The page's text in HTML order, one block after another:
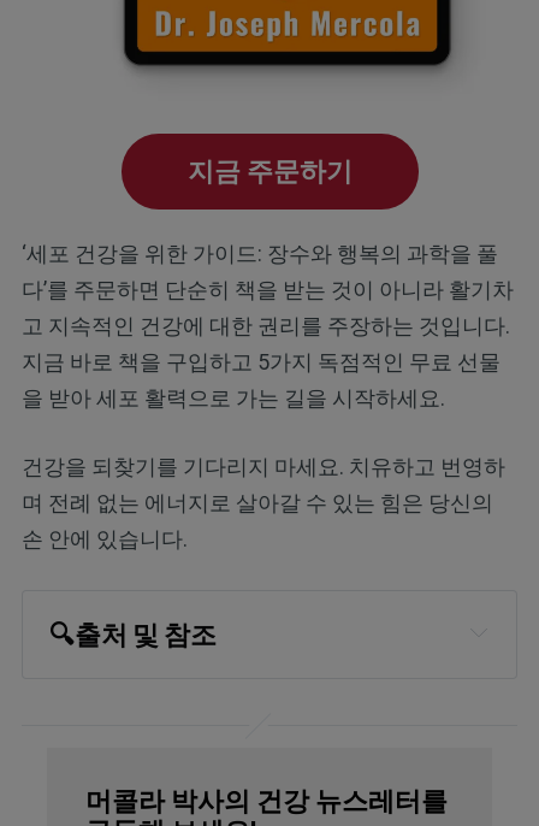
지금 주문하기
‘세포 건강을 위한 가이드: 장수와 행복의 과학을 풀
다’를 주문하면 단순히 책을 받는 것이 아니라 활기차
고 지속적인 건강에 대한 권리를 주장하는 것입니다.
지금 바로 책을 구입하고 5가지 독점적인 무료 선물
을 받아 세포 활력으로 가는 길을 시작하세요.
건강을 되찾기를 기다리지 마세요. 치유하고 번영하
며 전례 없는 에너지로 살아갈 수 있는 힘은 당신의
손 안에 있습니다.
🔍출처 및 참조
머콜라 박사의 건강 뉴스레터를